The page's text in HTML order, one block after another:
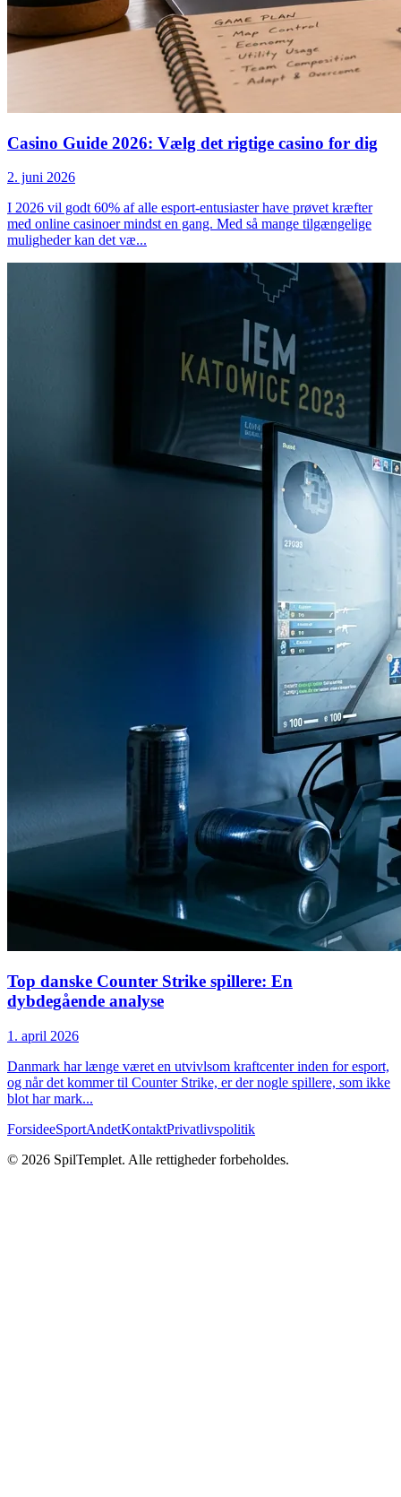
Casino Guide 2026: Vælg det rigtige casino for dig
2. juni 2026
I 2026 vil godt 60% af alle esport-entusiaster have prøvet kræfter
med online casinoer mindst en gang. Med så mange tilgængelige
muligheder kan det væ...
Top danske Counter Strike spillere: En
dybdegående analyse
1. april 2026
Danmark har længe været en utvivlsom kraftcenter inden for esport,
og når det kommer til Counter Strike, er der nogle spillere, som ikke
blot har mark...
ForsideeSportAndetKontaktPrivatlivspolitik
© 2026 SpilTemplet. Alle rettigheder forbeholdes.